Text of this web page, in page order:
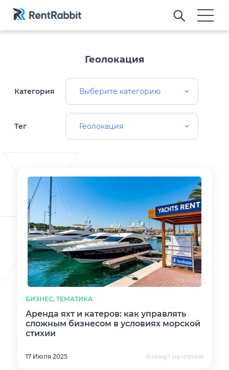
Геолокация
Категория Выберите категорию
Тег Геолокация
БИЗНЕС, ТЕМАТИКА
Аренда яхт и катеров: как управлять
сложным бизнесом в условиях морской
стихии
17 Июля 2025 6 минут на чтение